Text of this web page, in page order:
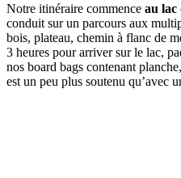
Notre itinéraire commence au lac
conduit sur un parcours aux
bois, plateau, chemin à flanc de
3 heures pour arriver sur le lac,
nos board bags contenant
est un peu plus soutenu qu’avec